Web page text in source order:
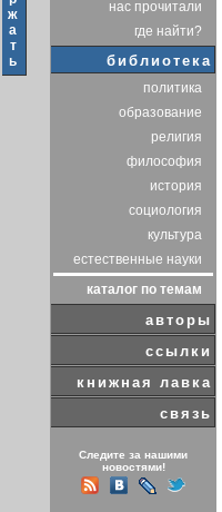
ж
а
т
ь
нас прочитали
где найти?
библиотека
политика
образование
религия
философия
история
социология
культура
естественные науки
каталог по темам
авторы
ссылки
книжная лавка
связь
Следите за нашими
новостями!